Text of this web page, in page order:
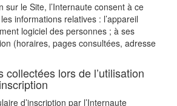
sur le Site, l’Internaute consent à ce
informations relatives : l’appareil
logiciel des personnes ; à ses
(horaires, pages consultées, adresse
collectées lors de l’utilisation
d’inscription par l’Internaute